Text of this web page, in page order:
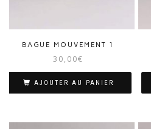
BAGUE MOUVEMENT 1
30,00€
AJOUTER AU PANIER